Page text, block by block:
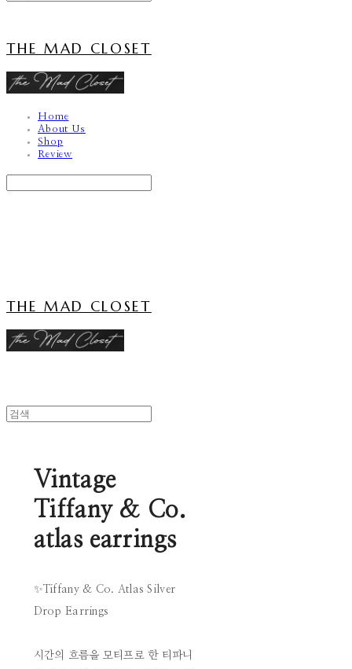
THE MAD CLOSET
Home
About Us
Shop
Review
THE MAD CLOSET
Vintage
Tiffany & Co.
atlas earrings
✨Tiffany & Co. Atlas Silver
Drop Earrings
시간의 흐름을 모티프로 한 티파니